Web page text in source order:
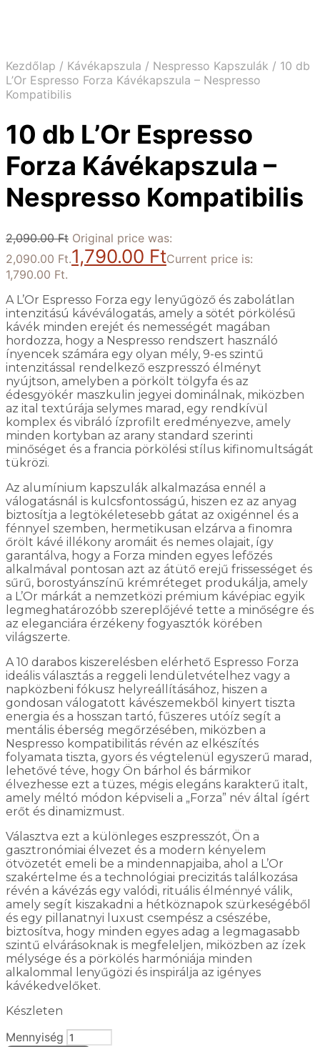
Kezdőlap / Kávékapszula / Nespresso Kapszulák / 10 db
L’Or Espresso Forza Kávékapszula – Nespresso
Kompatibilis
10 db L’Or Espresso
Forza Kávékapszula –
Nespresso Kompatibilis
2,090.00Ft Original price was:
2,090.00 Ft.1,790.00 FtCurrent price is:
1,790.00 Ft.
A L’Or Espresso Forza egy lenyűgöző és zabolátlan
intenzitású kávéválogatás, amely a sötét pörkölésű
kávék minden erejét és nemességét magában
hordozza, hogy a Nespresso rendszert használó
ínyencek számára egy olyan mély, 9-es szintű
intenzitással rendelkező eszpresszó élményt
nyújtson, amelyben a pörkölt tölgyfa és az
édesgyökér maszkulin jegyei dominálnak, miközben
az ital textúrája selymes marad, egy rendkívül
komplex és vibráló ízprofilt eredményezve, amely
minden kortyban az arany standard szerinti
minőséget és a francia pörkölési stílus kifinomultságát
tükrözi.
Az alumínium kapszulák alkalmazása ennél a
válogatásnál is kulcsfontosságú, hiszen ez az anyag
biztosítja a legtökéletesebb gátat az oxigénnel és a
fénnyel szemben, hermetikusan elzárva a finomra
őrölt kávé illékony aromáit és nemes olajait, így
garantálva, hogy a Forza minden egyes lefőzés
alkalmával pontosan azt az átütő erejű frissességet és
sűrű, borostyánszínű krémréteget produkálja, amely
a L’Or márkát a nemzetközi prémium kávépiac egyik
legmeghatározóbb szereplőjévé tette a minőségre és
az eleganciára érzékeny fogyasztók körében
világszerte.
A 10 darabos kiszerelésben elérhető Espresso Forza
ideális választás a reggeli lendületvételhez vagy a
napközbeni fókusz helyreállításához, hiszen a
gondosan válogatott kávészemekből kinyert tiszta
energia és a hosszan tartó, fűszeres utóíz segít a
mentális éberség megőrzésében, miközben a
Nespresso kompatibilitás révén az elkészítés
folyamata tiszta, gyors és végtelenül egyszerű marad,
lehetővé téve, hogy Ön bárhol és bármikor
élvezhesse ezt a tüzes, mégis elegáns karakterű italt,
amely méltó módon képviseli a „Forza” név által ígért
erőt és dinamizmust.
Választva ezt a különleges eszpresszót, Ön a
gasztronómiai élvezet és a modern kényelem
ötvözetét emeli be a mindennapjaiba, ahol a L’Or
szakértelme és a technológiai precizitás találkozása
révén a kávézás egy valódi, rituális élménnyé válik,
amely segít kiszakadni a hétköznapok szürkeségéből
és egy pillanatnyi luxust csempész a csészébe,
biztosítva, hogy minden egyes adag a legmagasabb
szintű elvárásoknak is megfeleljen, miközben az ízek
mélysége és a pörkölés harmóniája minden
alkalommal lenyűgözi és inspirálja az igényes
kávékedvelőket.
Készleten
Mennyiség